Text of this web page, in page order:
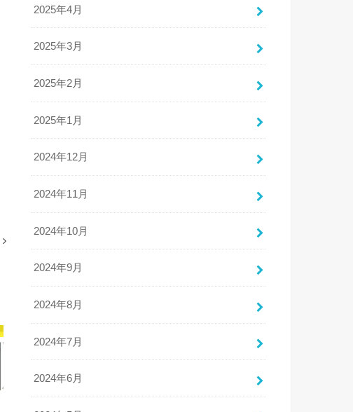
2025年4月
2025年3月
2025年2月
2025年1月
2024年12月
2024年11月
2024年10月
2024年9月
2024年8月
2024年7月
2024年6月